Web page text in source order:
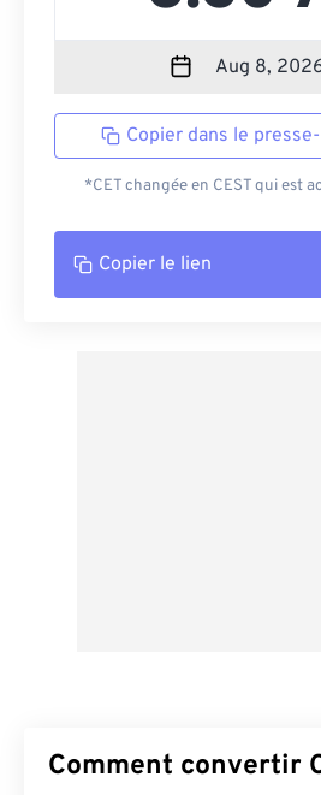
Copier dans le
*CET changée en CEST qui est
Copier le lien
Comment convertir